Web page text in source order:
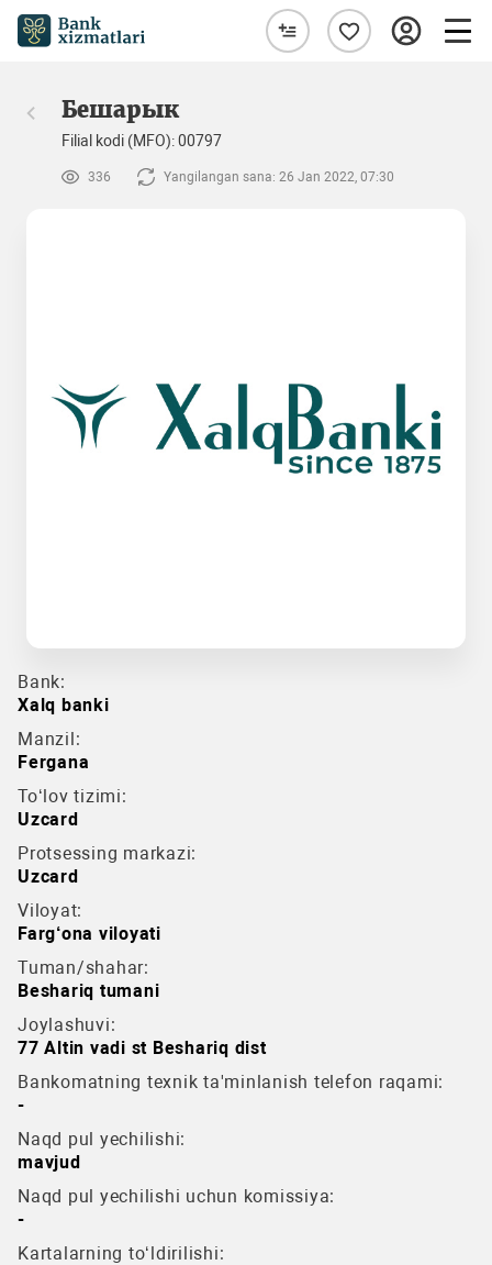
Бешарык
Filial kodi (MFO): 00797
336 Yangilangan sana: 26 Jan 2022, 07:30
Bank:
Xalq banki
Manzil:
Fergana
To‘lov tizimi:
Uzcard
Protsessing markazi:
Uzcard
Viloyat:
Farg‘ona viloyati
Tuman/shahar:
Beshariq tumani
Joylashuvi:
77 Altin vadi st Beshariq dist
Bankomatning texnik ta'minlanish telefon raqami:
-
Naqd pul yechilishi:
mavjud
Naqd pul yechilishi uchun komissiya:
-
Kartalarning to‘ldirilishi: